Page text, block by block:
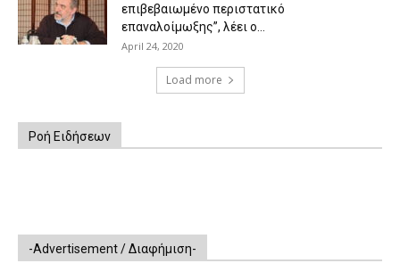
επιβεβαιωμένο περιστατικό
επαναλοίμωξης”, λέει ο...
April 24, 2020
Load more
Ροή Ειδήσεων
-Advertisement / Διαφήμιση-